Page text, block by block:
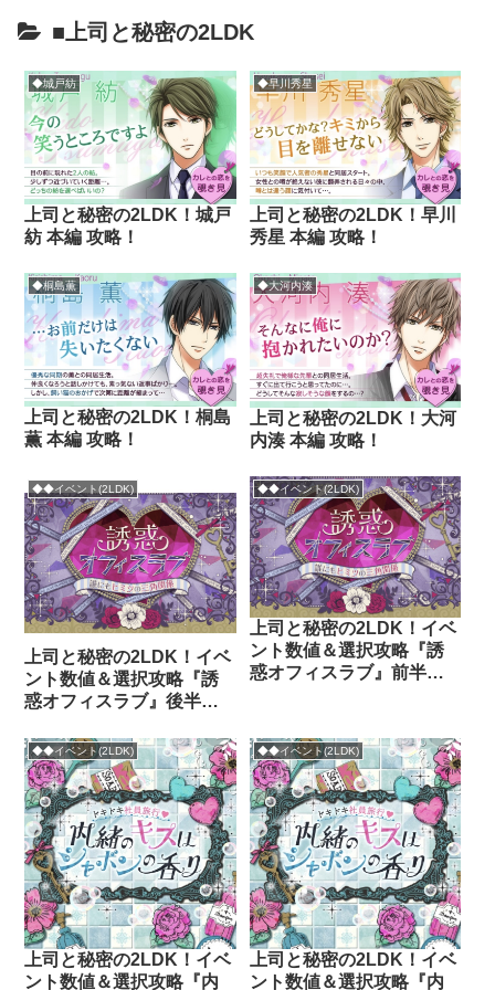
■上司と秘密の2LDK
◆城戸紡
上司と秘密の2LDK！城戸
紡 本編 攻略！
◆早川秀星
上司と秘密の2LDK！早川
秀星 本編 攻略！
◆桐島薫
上司と秘密の2LDK！桐島
薫 本編 攻略！
◆大河内湊
上司と秘密の2LDK！大河
内湊 本編 攻略！
◆◆イベント(2LDK)
上司と秘密の2LDK！イベ
ント数値＆選択攻略『誘
惑オフィスラブ』後半
◆◆イベント(2LDK)
上司と秘密の2LDK！イベ
ント数値＆選択攻略『誘
惑オフィスラブ』前半
◆◆イベント(2LDK)
上司と秘密の2LDK！イベ
ント数値＆選択攻略『内
◆◆イベント(2LDK)
上司と秘密の2LDK！イベ
ント数値＆選択攻略『内